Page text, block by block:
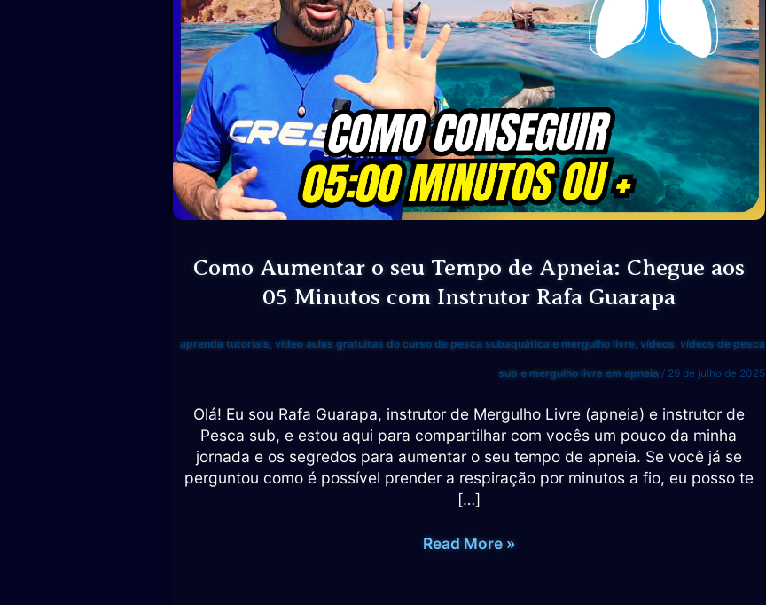
Como Aumentar o seu Tempo de Apneia: Chegue aos
05 Minutos com Instrutor Rafa Guarapa
aprenda tutoriais, vídeo aulas gratuitas do curso de pesca subaquática e mergulho livre, vídeos, vídeos de pesca
sub e mergulho livre em apneia / 29 de julho de 2025
Olá! Eu sou Rafa Guarapa, instrutor de Mergulho Livre (apneia) e instrutor de
Pesca sub, e estou aqui para compartilhar com vocês um pouco da minha
jornada e os segredos para aumentar o seu tempo de apneia. Se você já se
perguntou como é possível prender a respiração por minutos a fio, eu posso te
[…]
Como
Read More »